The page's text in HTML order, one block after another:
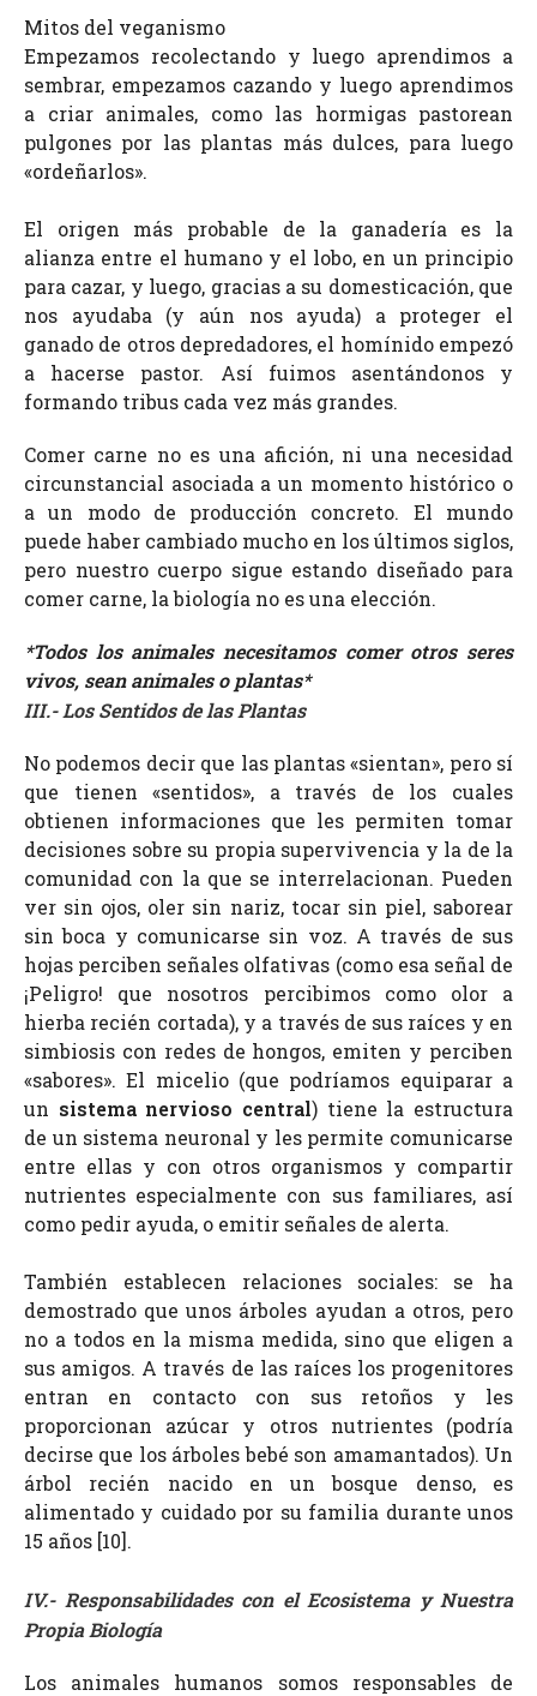
Mitos del veganismo
Empezamos recolectando y luego aprendimos a
sembrar, empezamos cazando y luego aprendimos
a criar animales, como las hormigas pastorean
pulgones por las plantas más dulces, para luego
«ordeñarlos».
El origen más probable de la ganadería es la
alianza entre el humano y el lobo, en un principio
para cazar, y luego, gracias a su domesticación, que
nos ayudaba (y aún nos ayuda) a proteger el
ganado de otros depredadores, el homínido empezó
a hacerse pastor. Así fuimos asentándonos y
formando tribus cada vez más grandes.
Comer carne no es una afición, ni una necesidad
circunstancial asociada a un momento histórico o
a un modo de producción concreto. El mundo
puede haber cambiado mucho en los últimos siglos,
pero nuestro cuerpo sigue estando diseñado para
comer carne, la biología no es una elección.
*Todos los animales necesitamos comer otros seres
vivos, sean animales o plantas*
III.- Los Sentidos de las Plantas
No podemos decir que las plantas «sientan», pero sí
que tienen «sentidos», a través de los cuales
obtienen informaciones que les permiten tomar
decisiones sobre su propia supervivencia y la de la
comunidad con la que se interrelacionan. Pueden
ver sin ojos, oler sin nariz, tocar sin piel, saborear
sin boca y comunicarse sin voz. A través de sus
hojas perciben señales olfativas (como esa señal de
¡Peligro! que nosotros percibimos como olor a
hierba recién cortada), y a través de sus raíces y en
simbiosis con redes de hongos, emiten y perciben
«sabores». El micelio (que podríamos equiparar a
un sistema nervioso central) tiene la estructura
de un sistema neuronal y les permite comunicarse
entre ellas y con otros organismos y compartir
nutrientes especialmente con sus familiares, así
como pedir ayuda, o emitir señales de alerta.
También establecen relaciones sociales: se ha
demostrado que unos árboles ayudan a otros, pero
no a todos en la misma medida, sino que eligen a
sus amigos. A través de las raíces los progenitores
entran en contacto con sus retoños y les
proporcionan azúcar y otros nutrientes (podría
decirse que los árboles bebé son amamantados). Un
árbol recién nacido en un bosque denso, es
alimentado y cuidado por su familia durante unos
15 años [10].
IV.- Responsabilidades con el Ecosistema y Nuestra
Propia Biología
Los animales humanos somos responsables de